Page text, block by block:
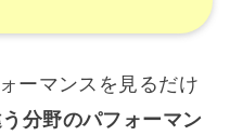
ーマンスを見るだけ
分野のパフォーマン